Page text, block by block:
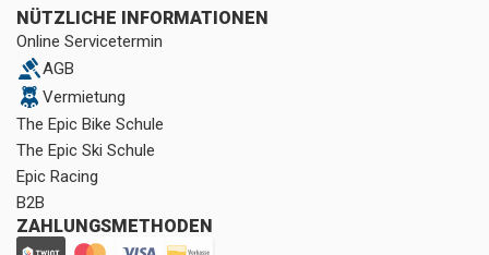
NÜTZLICHE INFORMATIONEN
Online Servicetermin
AGB
Vermietung
The Epic Bike Schule
The Epic Ski Schule
Epic Racing
B2B
ZAHLUNGSMETHODEN